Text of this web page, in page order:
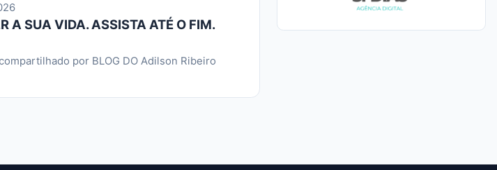
A SUA VIDA. ASSISTA ATÉ O FIM.
por BLOG DO Adilson Ribeiro